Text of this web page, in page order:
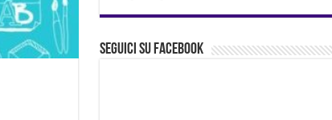
Seguici su Facebook